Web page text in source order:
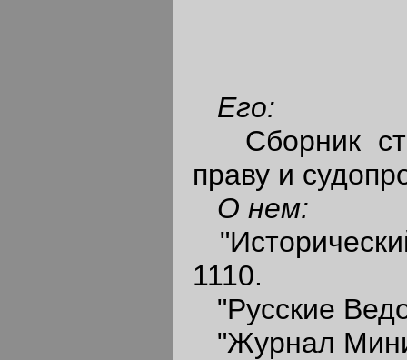
Его:
Сборник
праву и
О нем:
1110.
"Русские
"Журнал